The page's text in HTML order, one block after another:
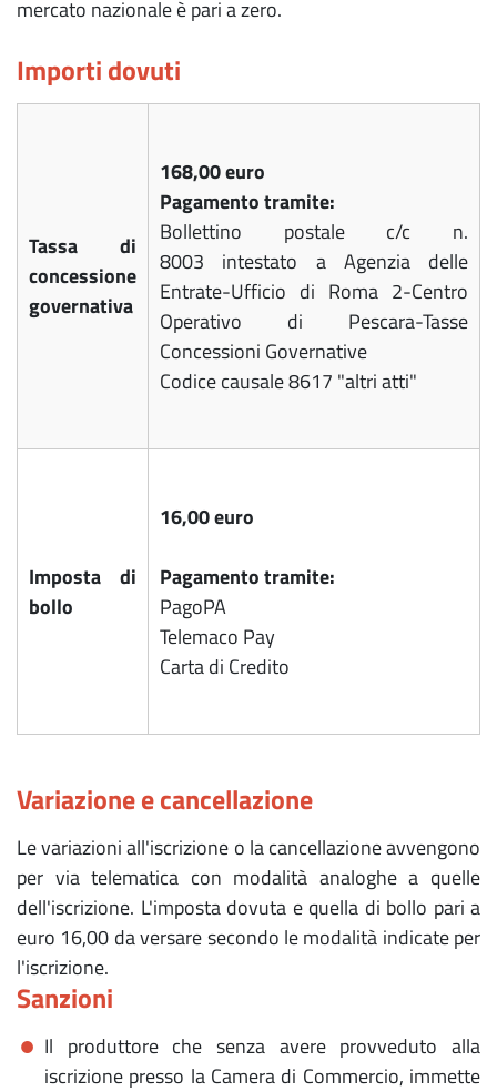
mercato nazionale è pari a zero.
Importi dovuti
Tassa di
concessione
governativa
168,00 euro
Pagamento tramite:
Bollettino postale c/c n.
8003
intestato a Agenzia delle
Entrate-Ufficio di Roma 2-Centro
Operativo di Pescara-Tasse
Concessioni Governative
Codice causale 8617 "altri atti"
Imposta di
bollo
16,00 euro
Pagamento tramite:
PagoPA
Telemaco Pay
Carta di Credito
Variazione e cancellazione
Le variazioniall'iscrizione o la cancellazione avvengono
per via telematica con modalità analoghe a quelle
dell'iscrizione. L'imposta dovuta e quella di bollo pari a
euro 16,00 da versare secondo le modalità indicate per
l'iscrizione.
Sanzioni
Il produttore che senza avere provveduto alla
iscrizione presso la Camera di Commercio, immette